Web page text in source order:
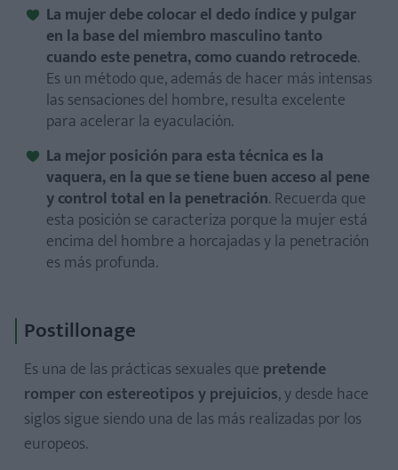
La mujer debe colocar el dedo índice y pulgar
en la base del miembro masculino tanto
cuando este penetra, como cuando retrocede.
Es un método que, además de hacer más intensas
las sensaciones del hombre, resulta excelente
para acelerar la eyaculación.
La mejor posición para esta técnica es la
vaquera, en la que se tiene buen acceso al pene
y control total en la penetración. Recuerda que
esta posición se caracteriza porque la mujer está
encima del hombre a horcajadas y la penetración
es más profunda.
Postillonage
Es una de las prácticas sexuales que pretende
romper con estereotipos y prejuicios, y desde hace
siglos sigue siendo una de las más realizadas por los
europeos.